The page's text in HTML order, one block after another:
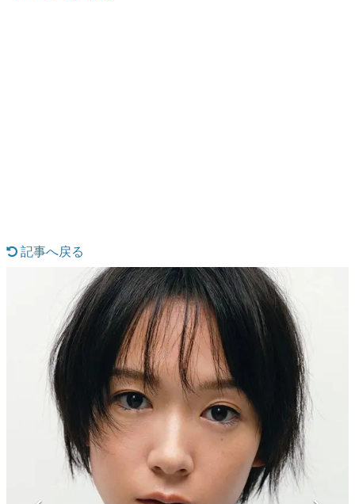
アプリレビュー
その他
電ファミニコゲーマーとは？
運営：株式会社マレ
記事へ戻る